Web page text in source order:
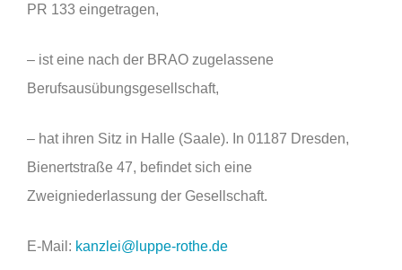
PR 133 eingetragen,
– ist eine nach der BRAO zugelassene
Berufsausübungsgesellschaft,
– hat ihren Sitz in Halle (Saale). In 01187 Dresden,
Bienertstraße 47, befindet sich eine
Zweigniederlassung der Gesellschaft.
E-Mail: kanzlei@luppe-rothe.de